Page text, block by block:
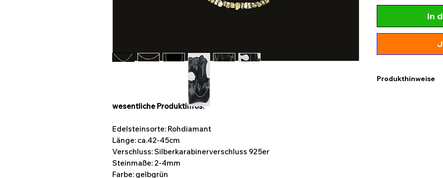
wesentliche Produktinfos:
Edelsteinsorte: Rohdiamant
Länge: ca.42-45cm
Verschluss: Silberkarabinerverschluss 925er
Steinmaße: 2-4mm
Farbe: gelbgrün
In
Produkthinweise